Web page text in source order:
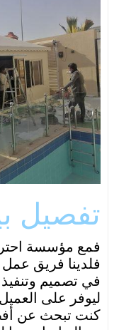
تفصيل
فمع مؤسسة
فلدينا فريق
في تصميم
ليوفر على
كنت تبحث عن